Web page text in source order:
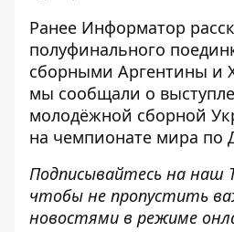
Ранее Информатор
полуфинального
сборными Аргентины и
мы сообщали о
молодёжной сборной
на чемпионате мира по
Подписывайтесь на наш
чтобы не пропустить
новостями в режиме